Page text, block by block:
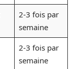
2-3 fois par
semaine
2-3 fois par
semaine